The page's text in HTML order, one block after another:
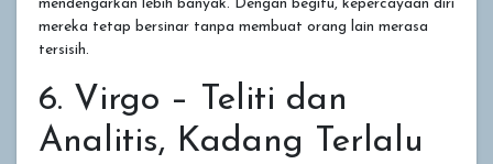
mendengarkan lebih banyak. Dengan begitu, kepercayaan diri
mereka tetap bersinar tanpa membuat orang lain merasa
tersisih.
6. Virgo – Teliti dan
Analitis, Kadang Terlalu